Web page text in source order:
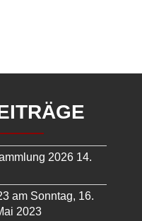
2026 14.
am Sonntag, 16.
2023